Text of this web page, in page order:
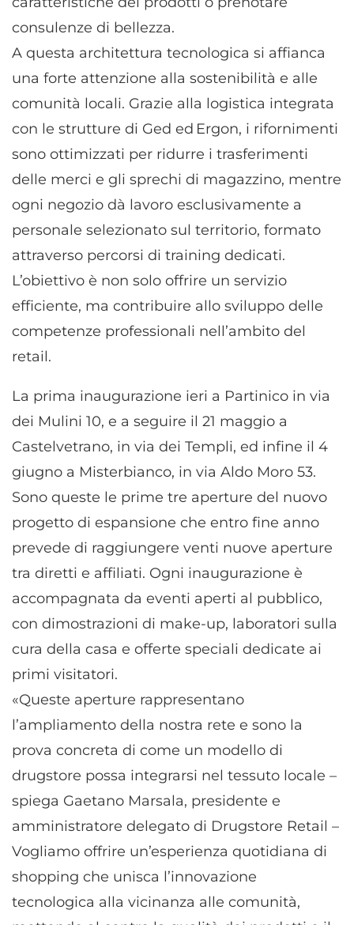
consulenze di bellezza.
A questa architettura tecnologica si affianca
una forte attenzione alla sostenibilità e alle
comunità locali. Grazie alla logistica integrata
con le strutture di Ged ed Ergon, i rifornimenti
sono ottimizzati per ridurre i trasferimenti
delle merci e gli sprechi di magazzino, mentre
ogni negozio dà lavoro esclusivamente a
personale selezionato sul territorio, formato
attraverso percorsi di training dedicati.
L’obiettivo è non solo offrire un servizio
efficiente, ma contribuire allo sviluppo delle
competenze professionali nell’ambito del
retail.
La prima inaugurazione ieri a Partinico in via
dei Mulini 10, e a seguire il 21 maggio a
Castelvetrano, in via dei Templi, ed infine il 4
giugno a Misterbianco, in via Aldo Moro 53.
Sono queste le prime tre aperture del nuovo
progetto di espansione che entro fine anno
prevede di raggiungere venti nuove aperture
tra diretti e affiliati. Ogni inaugurazione è
accompagnata da eventi aperti al pubblico,
con dimostrazioni di make-up, laboratori sulla
cura della casa e offerte speciali dedicate ai
primi visitatori.
«Queste aperture rappresentano
l’ampliamento della nostra rete e sono la
prova concreta di come un modello di
drugstore possa integrarsi nel tessuto locale –
spiega Gaetano Marsala, presidente e
amministratore delegato di Drugstore Retail –
Vogliamo offrire un’esperienza quotidiana di
shopping che unisca l’innovazione
tecnologica alla vicinanza alle comunità,